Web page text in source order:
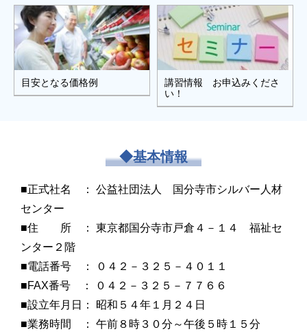
目安となる価格例
講習情報 お申込みくださ
い！
◆基本情報
■正式社名 ： 公益社団法人 国分寺市シルバー人材
センター
■住 所 ： 東京都国分寺市戸倉４－１４ 福祉セ
ンター２階
■電話番号 ： ０４２－３２５－４０１１
■FAX番号 ： ０４２－３２５－７７６６
■設立年月日： 昭和５４年１月２４日
■業務時間 ： 午前８時３０分～午後５時１５分